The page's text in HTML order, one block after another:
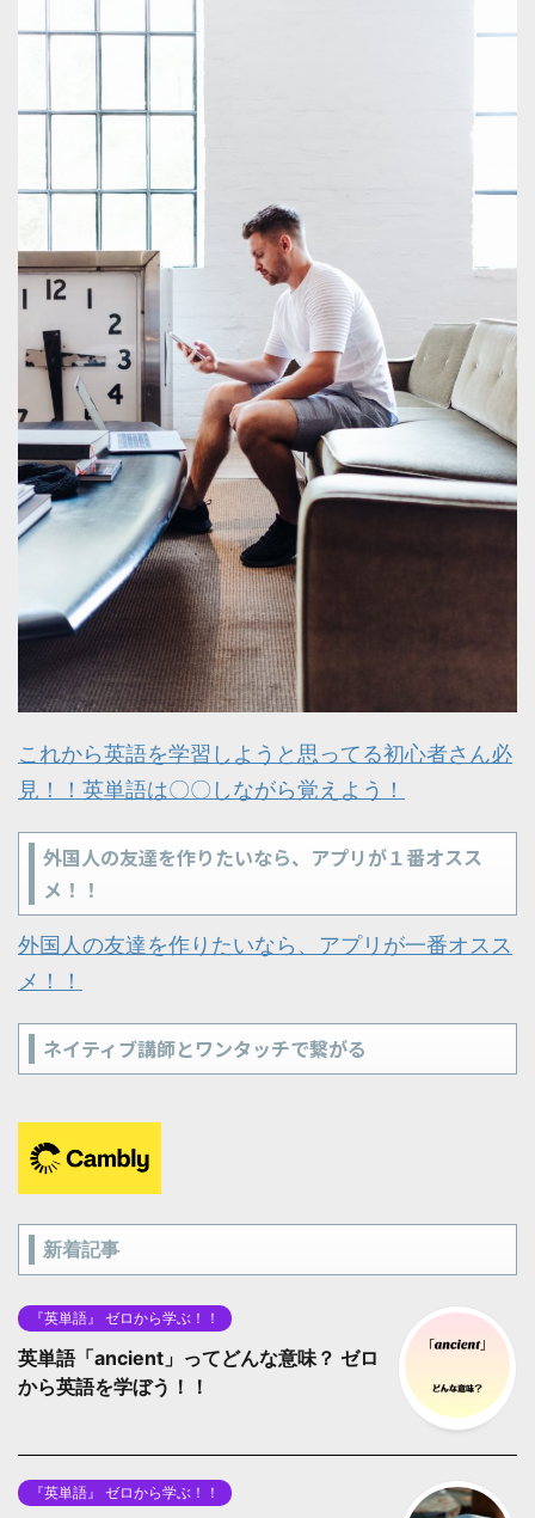
これから英語を学習しようと思ってる初心者さん必
見！！英単語は〇〇しながら覚えよう！
外国人の友達を作りたいなら、アプリが１番オスス
メ！！
外国人の友達を作りたいなら、アプリが一番オスス
メ！！
ネイティブ講師とワンタッチで繋がる
新着記事
『英単語』 ゼロから学ぶ！！
英単語「ancient」ってどんな意味？ ゼロ
から英語を学ぼう！！
『英単語』 ゼロから学ぶ！！